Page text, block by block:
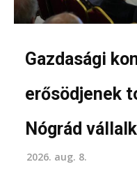
Gazdasági
erősödjenek
Nógrád
2026. aug. 8.